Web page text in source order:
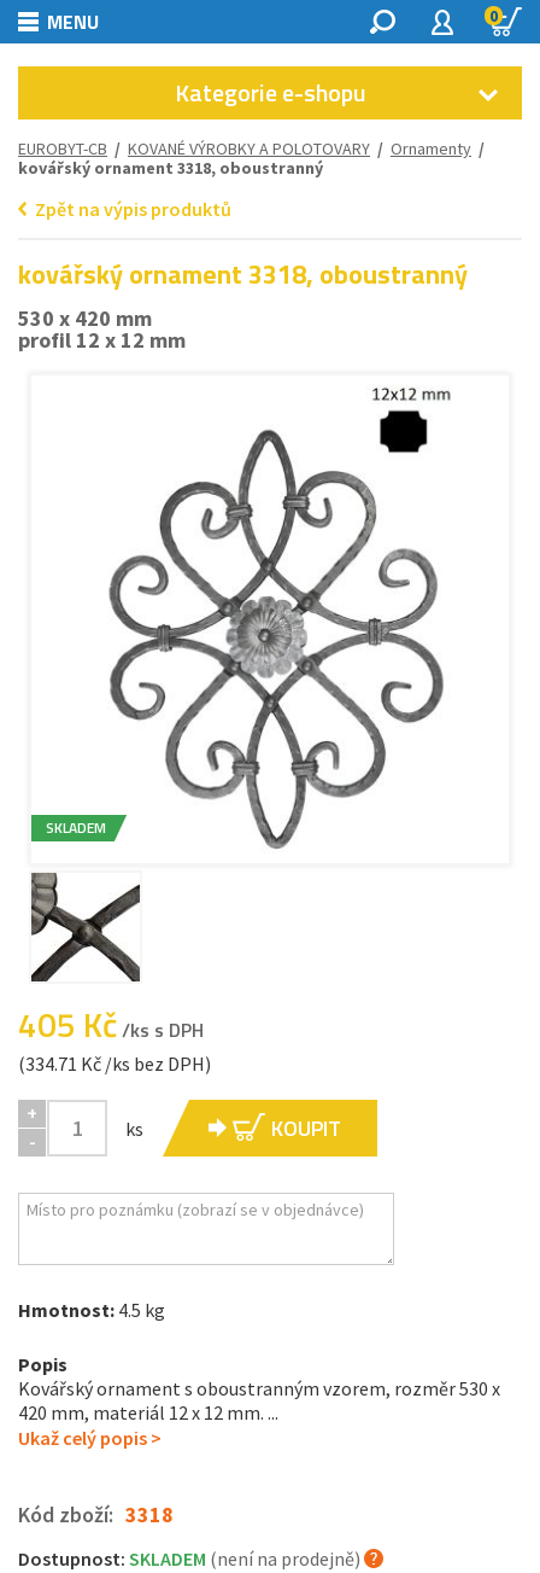
MENU 0
Kategorie e-shopu
EUROBYT-CB / KOVANÉ VÝROBKY A POLOTOVARY / Ornamenty /
kovářský ornament 3318, oboustranný
Zpět na výpis produktů
kovářský ornament 3318, oboustranný
530 x 420 mm
profil 12 x 12 mm
SKLADEM
405 Kč/ks s DPH
(334.71 Kč /ks bez DPH)
+
-
ks KOUPIT
Hmotnost: 4.5 kg
Popis
Kovářský ornament s oboustranným vzorem, rozměr 530 x
420 mm, materiál 12 x 12 mm. ...
Ukaž celý popis >
Kód zboží: 3318
Dostupnost: SKLADEM (není na prodejně)